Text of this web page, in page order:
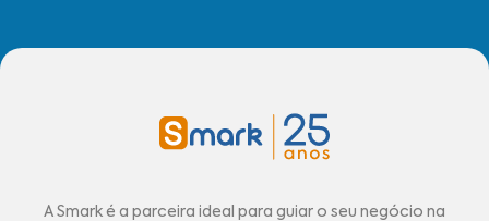
A Smark é a parceira ideal para guiar o seu negócio na